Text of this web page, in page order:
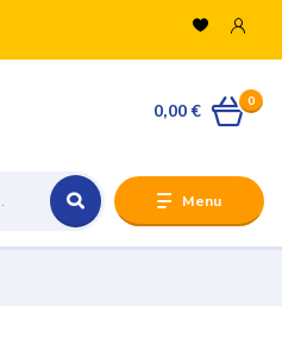
Menu
0
0,00 €